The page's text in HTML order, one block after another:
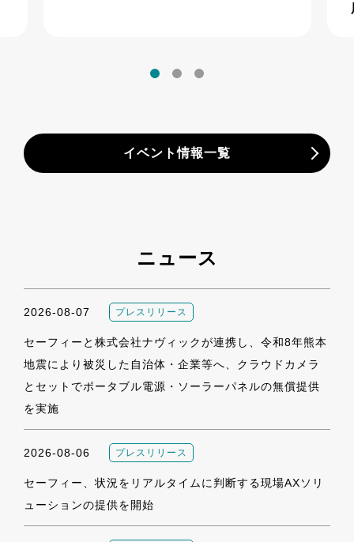
イベント情報一覧
ニュース
2026-08-07 プレスリリース
セーフィーと株式会社ナヴィックが連携し、令和8年熊本
地震により被災した自治体・企業等へ、クラウドカメラ
とセットでポータブル電源・ソーラーパネルの無償提供
を実施
2026-08-06 プレスリリース
セーフィー、状況をリアルタイムに判断する現場AXソリ
ューションの提供を開始